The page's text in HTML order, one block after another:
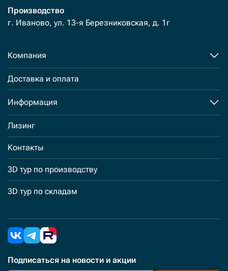
Производство
г. Иваново, ул. 13-я Березниковская, д. 1г
Компания
Доставка и оплата
Информация
Лизинг
Контакты
3D тур по производству
3D тур по складам
Подписаться на новости и акции